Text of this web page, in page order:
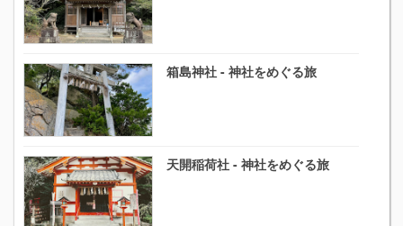
箱島神社 - 神社をめぐる旅
天開稲荷社 - 神社をめぐる旅